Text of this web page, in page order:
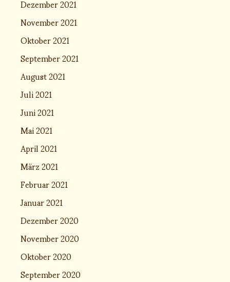
November 2021
Oktober 2021
September 2021
August 2021
Juli 2021
Juni 2021
Mai 2021
April 2021
März 2021
Februar 2021
Januar 2021
Dezember 2020
November 2020
Oktober 2020
September 2020